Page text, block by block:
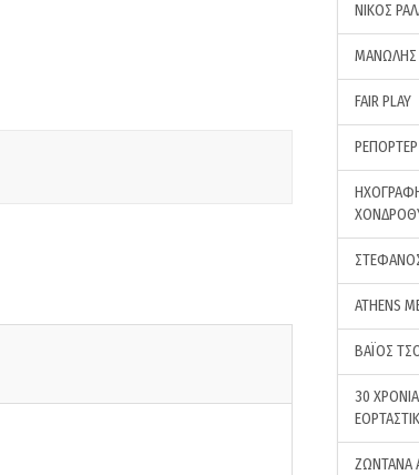
ΝΙΚΟΣ
ΜΑΝΩΛΗΣ
FAIR PLAY
ΡΕΠΟΡΤΕΡ
ATHENS
ΒΑΪΟΣ
30
ΖΩΝΤΑΝΑ